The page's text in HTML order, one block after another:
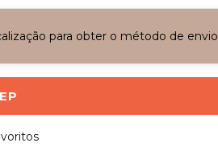
para obter o método de envio